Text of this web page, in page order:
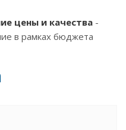
цены и качества -
в рамках бюджета